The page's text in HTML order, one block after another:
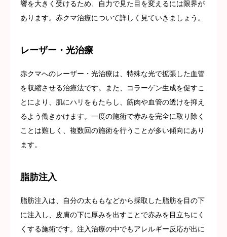
響を大きく受けるため、自力で見た目を変えるには限界が
あります。赤クマ治療について詳しく見ていきましょう。
レーザー・光治療
赤クマへのレーザー・光治療は、特殊な光で拡張した血管
を収縮させる治療法です。また、コラーゲン生成を促すこ
とにより、肌にハリをもたらし、筋肉や血管の透けを抑え
るよう働きかけます。一度の施術で赤みを完全に取り除く
ことは難しく、複数回の施術を行うことが多い傾向にあり
ます。
脂肪注入
脂肪注入は、自分の太ももなどから採取した脂肪を目の下
に注入し、皮膚の下に厚みを出すことで赤みを目立ちにく
くする施術です。注入治療の中でもアレルギー反応が出に